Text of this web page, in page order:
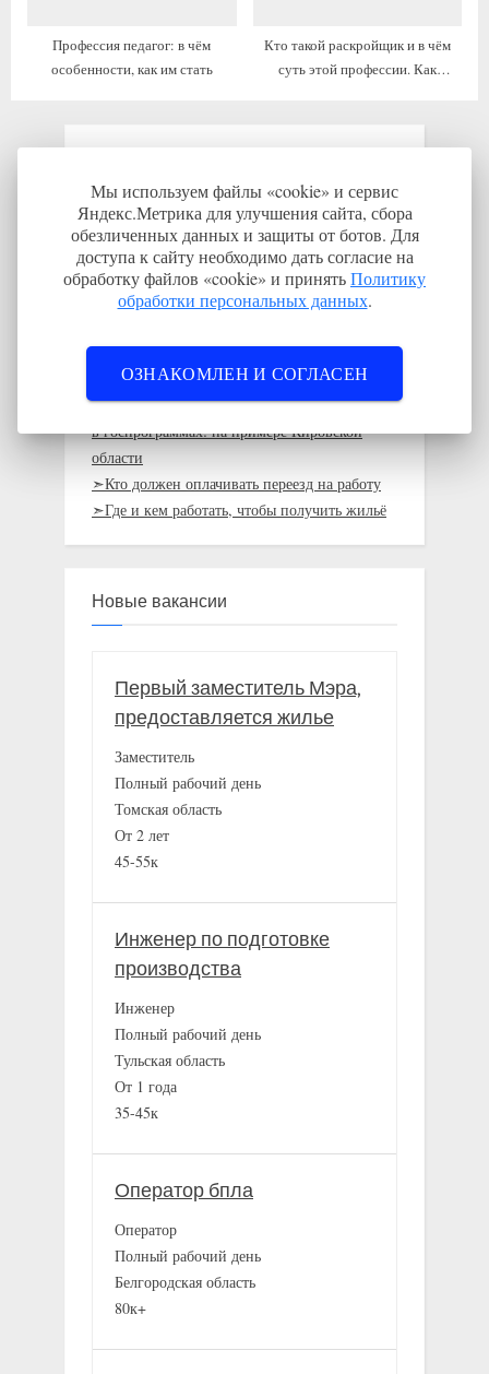
Профессия педагог: в чём
особенности, как им стать
Кто такой раскройщик и в чём
суть этой профессии. Как
➣Страховка ДМС от работодателя: плюсы и
минусы
➣Чек-лист: что взять с собой при переезде
➣Кого выселят из служебного жилья после
➣Требования к жилью, которое
предоставляет работодатель
➣ Как получить жильё за работу без участия
в госпрограммах: на примере Кировской
области
➣Кто должен оплачивать переезд на работу
➣Где и кем работать, чтобы получить жильё
Новые вакансии
Первый заместитель Мэра,
предоставляется жилье
Заместитель
Полный рабочий день
Томская область
От 2 лет
45-55к
Инженер по подготовке
производства
Инженер
Полный рабочий день
Тульская область
От 1 года
35-45к
Оператор бпла
Оператор
Полный рабочий день
Белгородская область
80к+
Мы используем файлы «cookie» и сервис
Яндекс.Метрика для улучшения сайта, сбора
обезличенных данных и защиты от ботов. Для
доступа к сайту необходимо дать согласие на
обработку файлов «cookie» и принятьПолитику
обработки персональных данных.
ОЗНАКОМЛЕН И СОГЛАСЕН